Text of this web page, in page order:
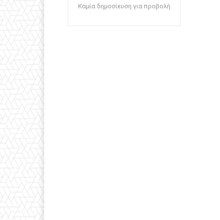
Καμία δημοσίευση για προβολή